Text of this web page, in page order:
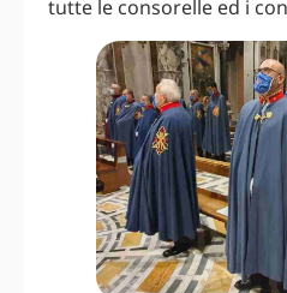
tutte le consorelle ed i